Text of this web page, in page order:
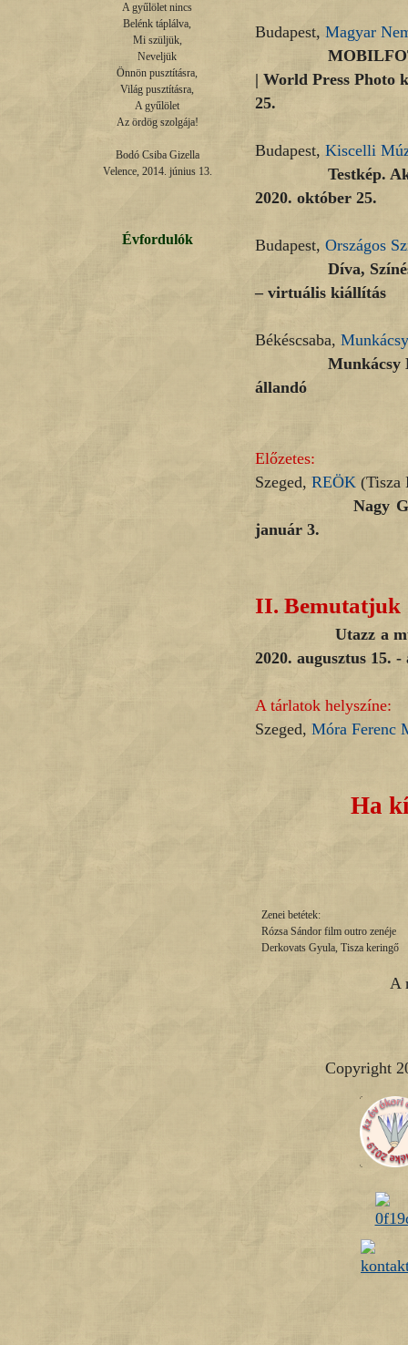
A gyűlölet nincs
Belénk táplálva,
Mi szüljük,
Neveljük
Önnön pusztításra,
Világ pusztításra,
A gyűlölet
Az ördög szolgája!
Bodó Csiba Gizella
Velence, 2014. június 13.
Évfordulók
Budapest, Magyar
MOBILFOTÓ -
| World Press Photo
25.
Budapest, Kiscelli
Testkép. Akt a
2020. október 25.
Budapest, Országos
Díva, Színész,
– virtuális kiállítás
Békéscsaba,
Munkácsy
állandó
Előzetes:
Szeged, REÖK (Tisza
Nagy Gábor
január 3.
II. Bemutatjuk
Utazz a múltba!
2020. augusztus 15. -
A tárlatok helyszíne:
Szeged, Móra Ferenc
Ha
Zenei betétek:
Rózsa Sándor film outro zenéje
Derkovats Gyula, Tisza keringő
A
Copyright